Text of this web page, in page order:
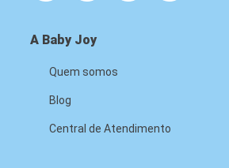
A Baby Joy
Quem somos
Blog
Central de Atendimento